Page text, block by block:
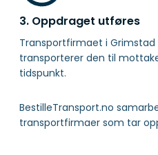
3. Oppdraget utføres
Transportfirmaet i Grimstad
transporterer den til
tidspunkt.
BestilleTransport.no
transportfirmaer som tar